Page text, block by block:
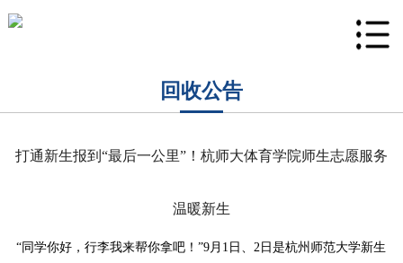
回收公告
打通新生报到“最后一公里”！杭师大体育学院师生志愿服务
温暖新生
“同学你好，行李我来帮你拿吧！”9月1日、2日是杭州师范大学新生